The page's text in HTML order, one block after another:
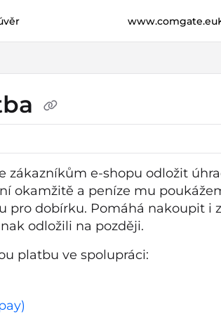
www.comgate.eu
zákazníkům e-shopu odložit
okamžitě a peníze mu
pro dobírku. Pomáhá nakoupit i
odložili na později.
platbu ve spolupráci: